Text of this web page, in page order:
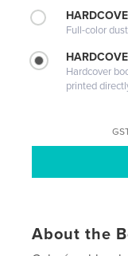
Full-color
Hardcover
printed
About the